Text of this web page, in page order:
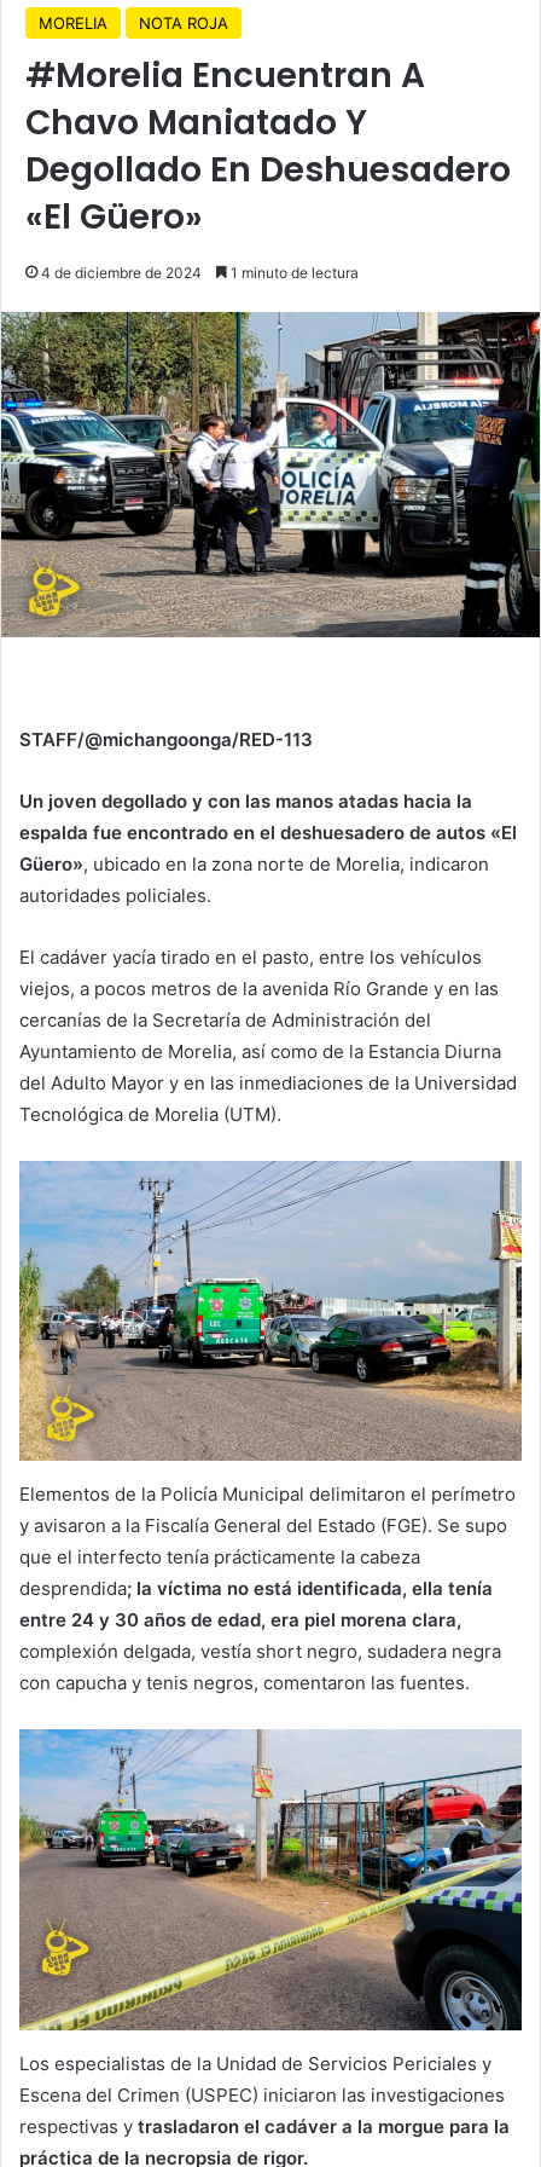
MORELIA NOTA ROJA
#Morelia Encuentran A
Chavo Maniatado Y
Degollado En Deshuesadero
«El Güero»
4 de diciembre de 2024 1 minuto de lectura
STAFF/@michangoonga/RED-113
Un joven degollado y con las manos atadas hacia la
espalda fue encontrado en el deshuesadero de autos «El
Güero», ubicado en la zona norte de Morelia, indicaron
autoridades policiales.
El cadáver yacía tirado en el pasto, entre los vehículos
viejos, a pocos metros de la avenida Río Grande y en las
cercanías de la Secretaría de Administración del
Ayuntamiento de Morelia, así como de la Estancia Diurna
del Adulto Mayor y en las inmediaciones de la Universidad
Tecnológica de Morelia (UTM).
Elementos de la Policía Municipal delimitaron el perímetro
y avisaron a la Fiscalía General del Estado (FGE). Se supo
que el interfecto tenía prácticamente la cabeza
desprendida; la víctima no está identificada, ella tenía
entre 24 y 30 años de edad, era piel morena clara,
complexión delgada, vestía short negro, sudadera negra
con capucha y tenis negros, comentaron las fuentes.
Los especialistas de la Unidad de Servicios Periciales y
Escena del Crimen (USPEC) iniciaron las investigaciones
respectivas y trasladaron el cadáver a la morgue para la
práctica de la necropsia de rigor.